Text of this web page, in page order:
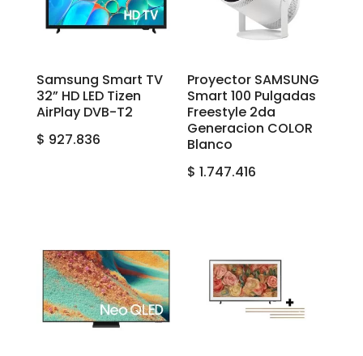
Samsung Smart TV
32” HD LED Tizen
AirPlay DVB-T2
$ 927.836
Proyector SAMSUNG
Smart 100 Pulgadas
Freestyle 2da
Generacion COLOR
Blanco
$ 1.747.416